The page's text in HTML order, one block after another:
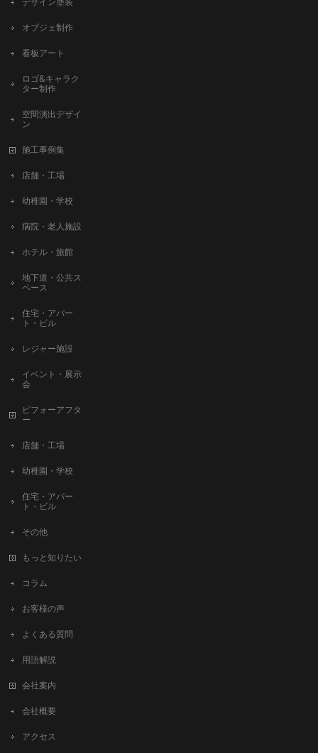
オブジェ制作
看板アート
ロゴ&キャラク
ター制作
空間演出デザイ
ン
施工事例集
店舗・工場
幼稚園・学校
病院・老人施設
ホテル・旅館
地下道・公共ス
ペース
住宅・アパー
ト・ビル
レジャー施設
イベント・展示
会
ビフォーアフタ
ー
店舗・工場
幼稚園・学校
住宅・アパー
ト・ビル
その他
もっと知りたい
コラム
お客様の声
よくある質問
用語解説
会社案内
会社概要
アクセス